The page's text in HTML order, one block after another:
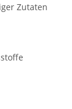
Zutaten